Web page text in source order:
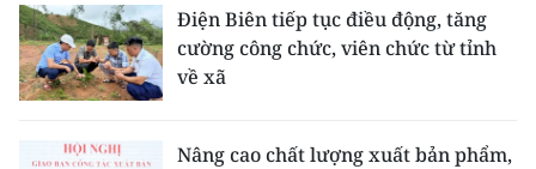
Điện Biên tiếp tục điều động, tăng
cường công chức, viên chức từ tỉnh
về xã
Nâng cao chất lượng xuất bản phẩm,